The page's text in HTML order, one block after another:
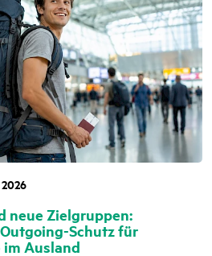
neue Zielgruppen:
Schutz für
Ausland